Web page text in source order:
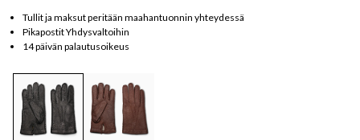
Tullit ja maksut peritään maahantuonnin yhteydessä
Pikapostit Yhdysvaltoihin
14 päivän palautusoikeus